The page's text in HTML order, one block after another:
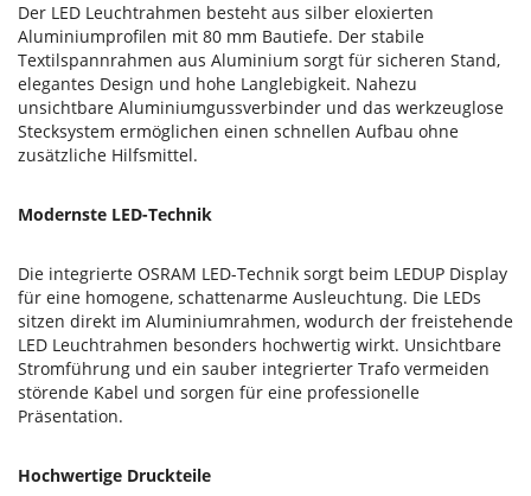
Der LED Leuchtrahmen besteht aus silber eloxierten
Aluminiumprofilen mit 80 mm Bautiefe. Der stabile
Textilspannrahmen aus Aluminium sorgt für sicheren Stand,
elegantes Design und hohe Langlebigkeit. Nahezu
unsichtbare Aluminiumgussverbinder und das werkzeuglose
Stecksystem ermöglichen einen schnellen Aufbau ohne
zusätzliche Hilfsmittel.
Modernste LED-Technik
Die integrierte OSRAM LED-Technik sorgt beim LEDUP Display
für eine homogene, schattenarme Ausleuchtung. Die LEDs
sitzen direkt im Aluminiumrahmen, wodurch der freistehende
LED Leuchtrahmen besonders hochwertig wirkt. Unsichtbare
Stromführung und ein sauber integrierter Trafo vermeiden
störende Kabel und sorgen für eine professionelle
Präsentation.
Hochwertige Druckteile